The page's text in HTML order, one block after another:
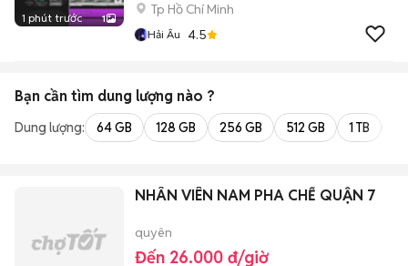
1 phút trước 1
Tp Hồ Chí Minh
Hải Âu 4.5
Bạn cần tìm dung lượng nào ?
Dung lượng: 64 GB 128 GB 256 GB 512 GB 1 TB
NHÂN VIÊN NAM PHA CHẾ QUẬN 7
quyên
Đến 26.000 đ/giờ